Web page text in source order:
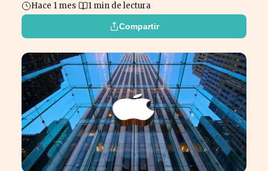
Hace 1 mes 1 min de lectura
Compartir